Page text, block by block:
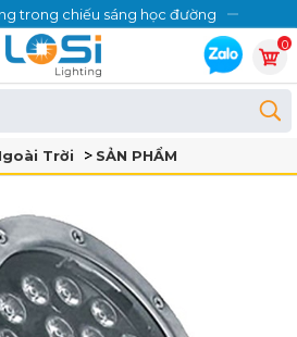
trong chiếu sáng học đường
0
Trời
SẢN PHẨM